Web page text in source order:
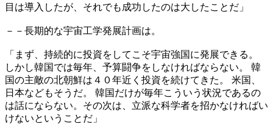
目は導入したが、それでも成功したのは大したことだ」
－－長期的な宇宙工学発展計画は。
「まず、持続的に投資をしてこそ宇宙強国に発展できる。
しかし韓国では毎年、予算闘争をしなければならない。 韓
国の主敵の北朝鮮は４０年近く投資を続けてきた。 米国、
日本などもそうだ。 韓国だけが毎年こういう状況であるの
は話にならない。その次は、立派な科学者を招かなければい
けないということだ」